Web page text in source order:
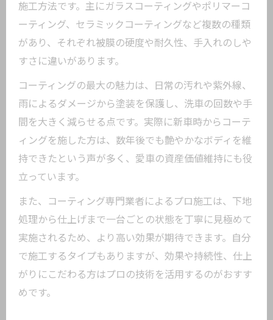
ト
メーカーごとのカーコーティング特徴比
較
おすすめ業者選びと注意したいポイント
美しさを長持ちさせるカーコーティング術
カーコーティングで艶と輝きをキープす
る方法
れ術
コーティングの持続期間と耐久性アップ
法
カーコーティングの効果を最大化する秘
施工方法です。主にガラスコーティングやポリマーコ
ーティング、セラミックコーティングなど複数の種類
があり、それぞれ被膜の硬度や耐久性、手入れのしや
すさに違いがあります。
コーティングの最大の魅力は、日常の汚れや紫外線、
雨によるダメージから塗装を保護し、洗車の回数や手
間を大きく減らせる点です。実際に新車時からコーテ
ィングを施した方は、数年後でも艶やかなボディを維
持できたという声が多く、愛車の資産価値維持にも役
立っています。
また、コーティング専門業者によるプロ施工は、下地
処理から仕上げまで一台ごとの状態を丁寧に見極めて
実施されるため、より高い効果が期待できます。自分
で施工するタイプもありますが、効果や持続性、仕上
がりにこだわる方はプロの技術を活用するのがおすす
めです。